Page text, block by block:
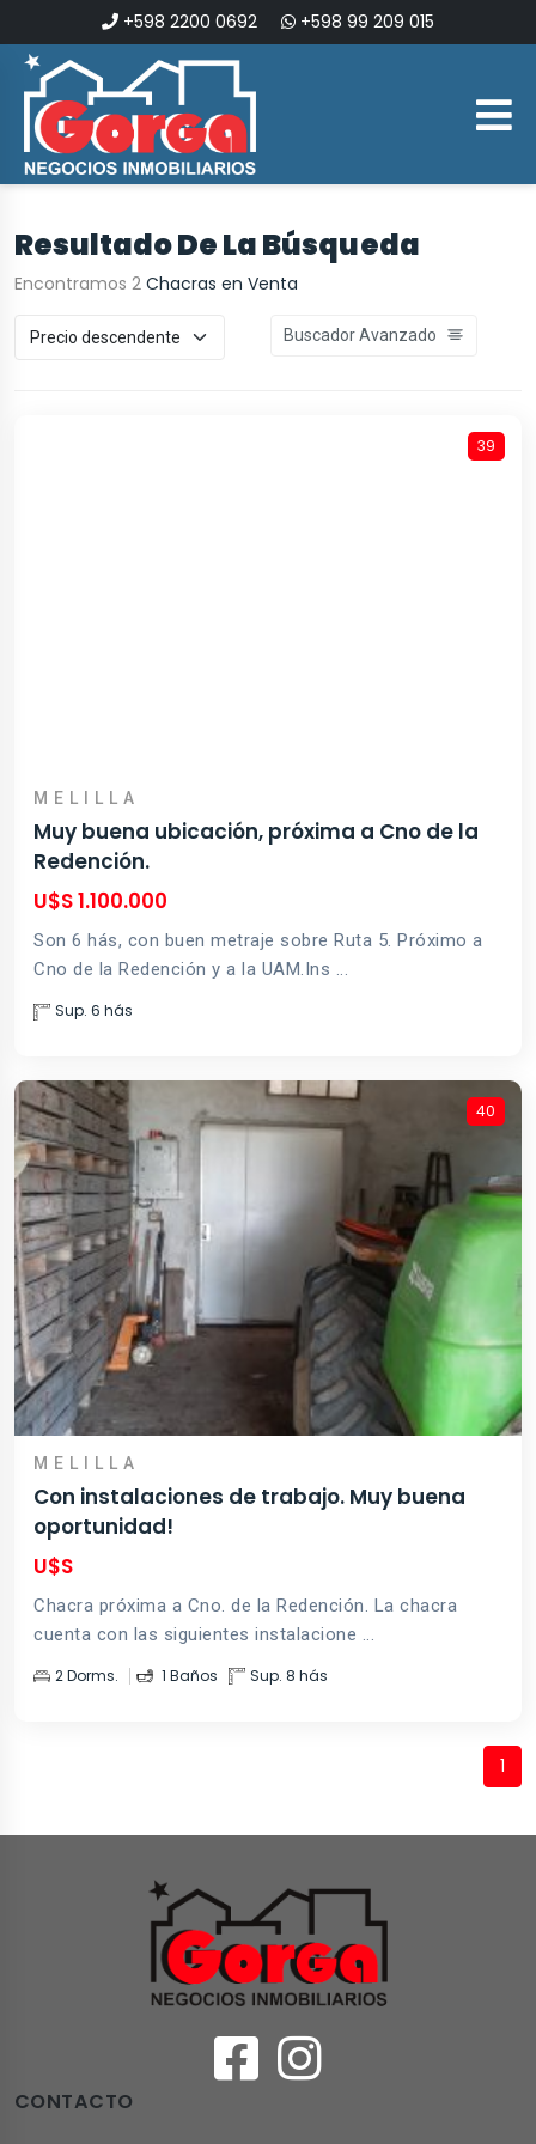
+598 2200 0692 +598 99 209 015
Resultado De La Búsqueda
Encontramos 2 Chacras en Venta
Buscador Avanzado
39
MELILLA
Muy buena ubicación, próxima a Cno de la
Redención.
U$S 1.100.000
Son 6 hás, con buen metraje sobre Ruta 5. Próximo a
Cno de la Redención y a la UAM.Ins ...
Sup. 6 hás
40
MELILLA
Con instalaciones de trabajo. Muy buena
oportunidad!
U$S
Chacra próxima a Cno. de la Redención. La chacra
cuenta con las siguientes instalacione ...
2 Dorms. 1 Baños Sup. 8 hás
1
CONTACTO